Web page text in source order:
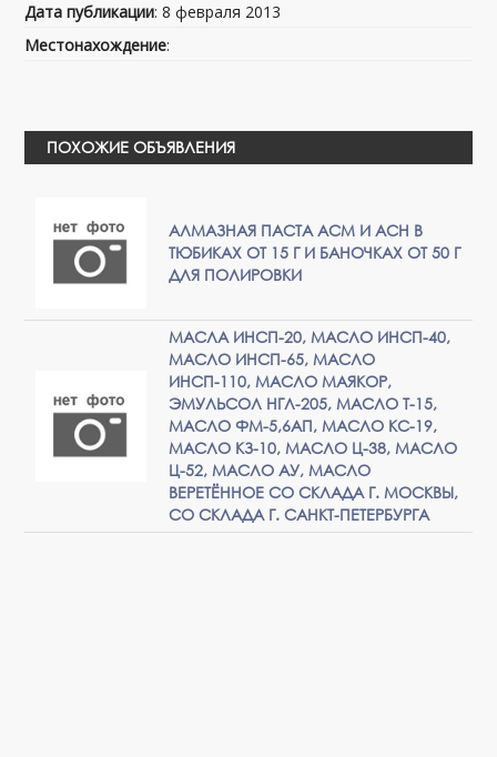
Дата публикации: 8 февраля 2013
Местонахождение:
ПОХОЖИЕ ОБЪЯВЛЕНИЯ
АЛМАЗНАЯ ПАСТА АСМ И АСН В
ТЮБИКАХ ОТ 15 Г И БАНОЧКАХ ОТ 50 Г
ДЛЯ ПОЛИРОВКИ
МАСЛА ИНСП-20, МАСЛО ИНСП-40,
МАСЛО ИНСП-65, МАСЛО
ИНСП-110, МАСЛО МАЯКОР,
ЭМУЛЬСОЛ НГЛ-205, МАСЛО Т-15,
МАСЛО ФМ-5,6АП, МАСЛО КС-19,
МАСЛО КЗ-10, МАСЛО Ц-38, МАСЛО
Ц-52, МАСЛО АУ, МАСЛО
ВЕРЕТЁННОЕ СО СКЛАДА Г. МОСКВЫ,
СО СКЛАДА Г. САНКТ-ПЕТЕРБУРГА